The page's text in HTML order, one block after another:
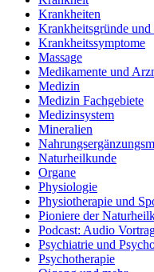
Krankheiten
Krankheitsgründe
Krankheitssymptome
Massage
Medikamente und
Medizin
Medizin Fachgebiete
Medizinsystem
Mineralien
Naturheilkunde
Organe
Physiologie
Physiotherapie und
Pioniere der
Podcast: Audio
Psychiatrie und
Psychotherapie